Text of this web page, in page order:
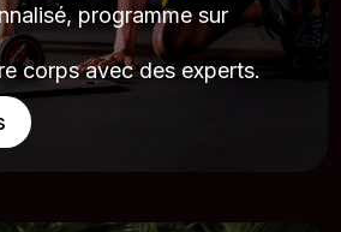
programme sur
corps avec des experts.